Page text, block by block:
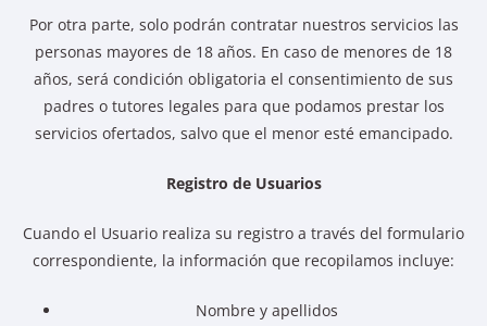
Por otra parte, solo podrán contratar nuestros servicios las
personas mayores de 18 años. En caso de menores de 18
años, será condición obligatoria el consentimiento de sus
padres o tutores legales para que podamos prestar los
servicios ofertados, salvo que el menor esté emancipado.
Registro de Usuarios
Cuando el Usuario realiza su registro a través del formulario
correspondiente, la información que recopilamos incluye:
Nombre y apellidos